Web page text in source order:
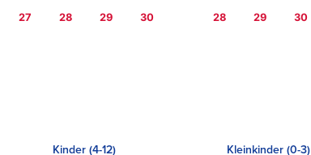
27 28 29 30 28 29 30
Kinder (4-12) Kleinkinder (0-3)